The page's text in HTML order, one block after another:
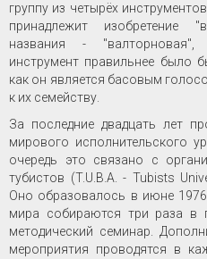
группу из четырёх
принадлежит изобретение
названия - "валторновая",
инструмент правильнее было
как он является басовым
к их семейству.
За последние двадцать лет
мирового исполнительского
очередь это связано с
тубистов (T.U.B.A. - Tubists
Оно образовалось в июне
мира собираются три раза в
методический семинар.
мероприятия проводятся в